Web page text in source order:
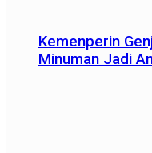
Kemenperin
Minuman Jadi